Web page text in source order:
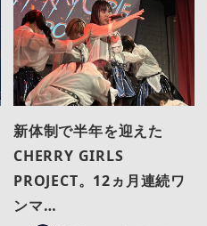
新体制で半年を迎えた
CHERRY GIRLS
PROJECT。12ヵ月連続ワ
ンマ…